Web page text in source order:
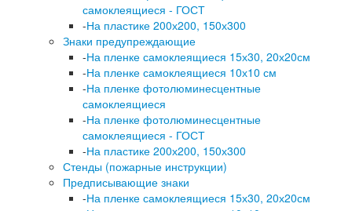
самоклеящиеся - ГОСТ
-На пластике 200х200, 150х300
Знаки предупреждающие
-На пленке самоклеящиеся 15х30, 20х20см
-На пленке самоклеящиеся 10х10 см
-На пленке фотолюминесцентные
самоклеящиеся
-На пленке фотолюминесцентные
самоклеящиеся - ГОСТ
-На пластике 200х200, 150х300
Стенды (пожарные инструкции)
Предписывающие знаки
-На пленке самоклеящиеся 15х30, 20х20см